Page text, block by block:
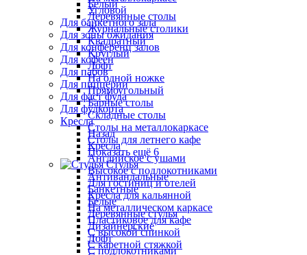
Белый
Деревянные столы
Журнальные столики
Квадратный
Круглый
Лофт
На одной ножке
Прямоугольный
Барные столы
Складные столы
Столы на металлокаркасе
Столы для летнего кафе
Показать ещё 6
Стулья
Антивандальные
Банкетные
Белые
Деревянные стулья
Дизайнерские
Лофт
С подлокотниками
Угловой
Для банкетного зала
Для зоны ожидания
Для конференц залов
Для кофеен
Для пабов
Для пиццерии
Для фаст фуда
Для фудкорта
Кресла
Назад
Кресла
Английское с ушами
Высокое с подлокотниками
Для гостиниц и отелей
Кресла для кальянной
На металлическом каркасе
Пластиковое для кафе
С высокой спинкой
С каретной стяжкой